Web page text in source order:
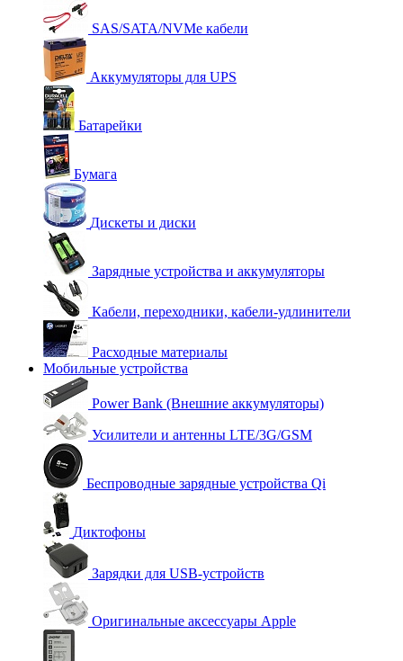
SAS/SATA/NVMe кабели
Аккумуляторы для UPS
Батарейки
Бумага
Дискеты и диски
Зарядные устройства и аккумуляторы
Кабели, переходники, кабели-удлинители
Расходные материалы
Мобильные устройства
Power Bank (Внешние аккумуляторы)
Усилители и антенны LTE/3G/GSM
Беспроводные зарядные устройства Qi
Диктофоны
Зарядки для USB-устройств
Оригинальные аксессуары Apple